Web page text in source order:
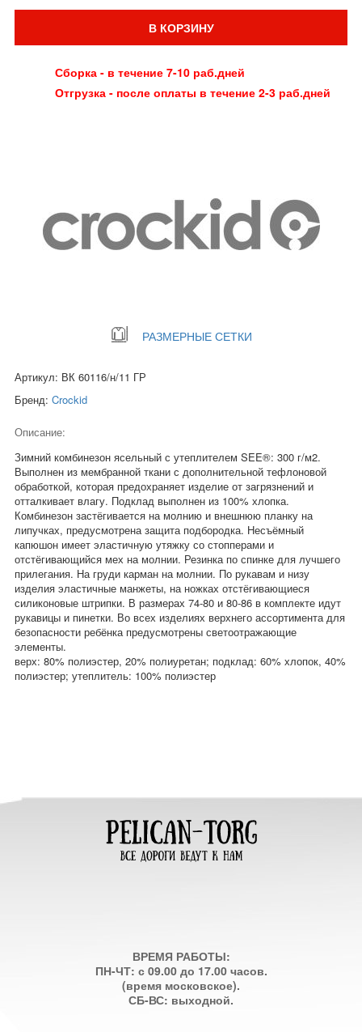
В КОРЗИНУ
Сборка - в течение 7-10 раб.дней
Отгрузка - после оплаты в течение 2-3 раб.дней
РАЗМЕРНЫЕ СЕТКИ
Артикул: ВК 60116/н/11 ГР
Бренд: Crockid
Описание:
Зимний комбинезон ясельный с утеплителем SEE®: 300 г/м2.
Выполнен из мембранной ткани с дополнительной тефлоновой
обработкой, которая предохраняет изделие от загрязнений и
отталкивает влагу. Подклад выполнен из 100% хлопка.
Комбинезон застёгивается на молнию и внешнюю планку на
липучках, предусмотрена защита подбородка. Несъёмный
капюшон имеет эластичную утяжку со стопперами и
отстёгивающийся мех на молнии. Резинка по спинке для лучшего
прилегания. На груди карман на молнии. По рукавам и низу
изделия эластичные манжеты, на ножках отстёгивающиеся
силиконовые штрипки. В размерах 74-80 и 80-86 в комплекте идут
рукавицы и пинетки. Во всех изделиях верхнего ассортимента для
безопасности ребёнка предусмотрены светоотражающие
элементы.
верх: 80% полиэстер, 20% полиуретан; подклад: 60% хлопок, 40%
полиэстер; утеплитель: 100% полиэстер
ВРЕМЯ РАБОТЫ:
ПН-ЧТ: с 09.00 до 17.00 часов.
(время московское).
СБ-ВС: выходной.